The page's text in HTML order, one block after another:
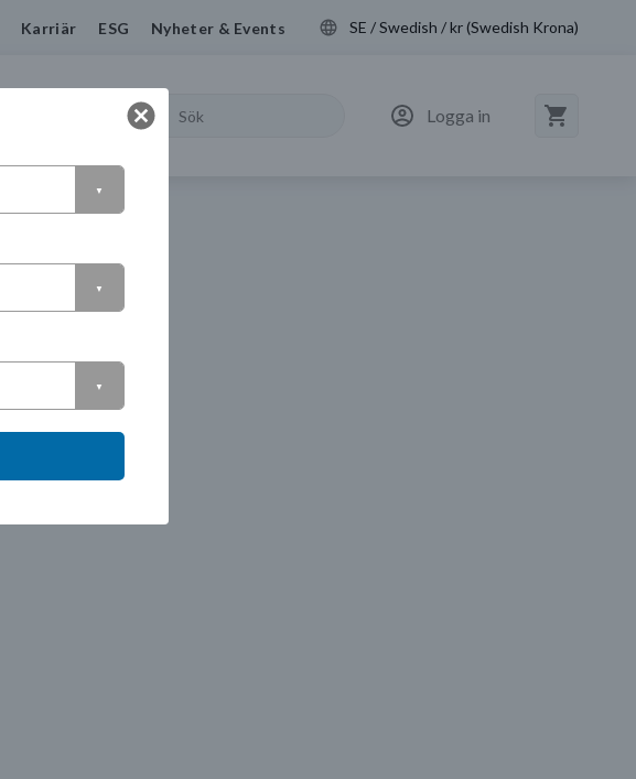
Karriär ESG Nyheter & Events SE / Swedish / kr (Swedish Krona)
Logga in